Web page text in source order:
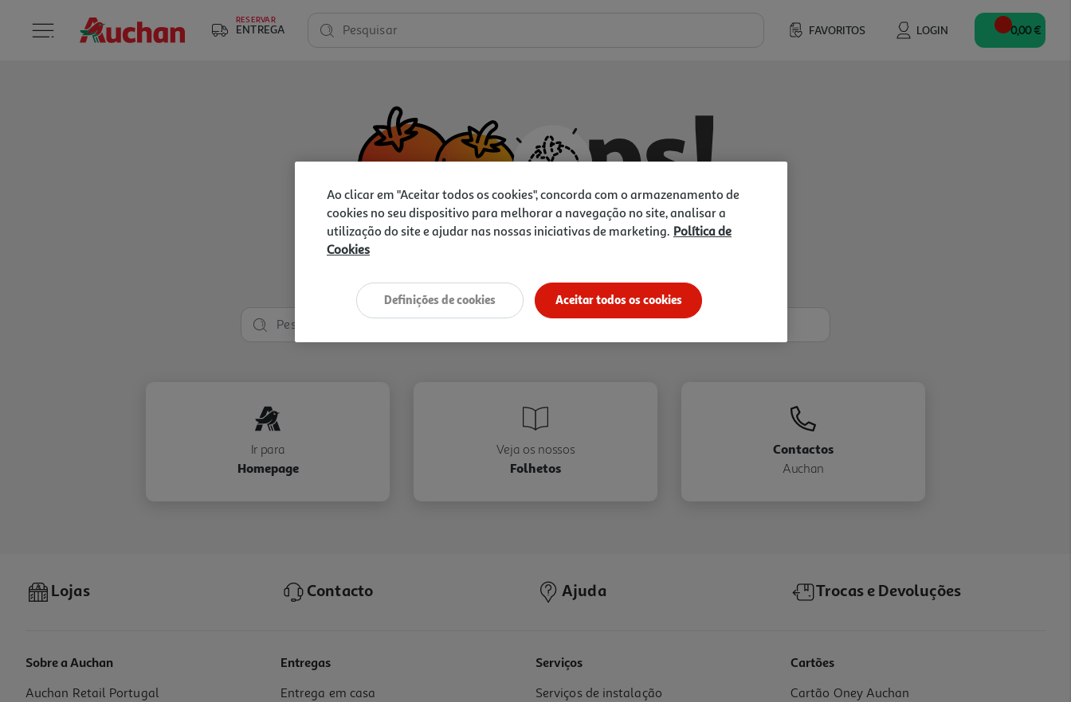
RESERVAR
ENTREGA FAVORITOS LOGIN
Pesquisar 0,00 €
Vamos tentar de novo?
Ir para
Homepage
Veja os nossos
Folhetos
Contactos
Auchan
Lojas Contacto Ajuda Trocas e Devoluções
Sobre a Auchan
Auchan Retail Portugal
Entregas
Entrega em casa
Serviços
Serviços de instalação
Cartões
Cartão Oney Auchan
Ao clicar em "Aceitar todos os cookies", concorda com o armazenamento de
cookies no seu dispositivo para melhorar a navegação no site, analisar a
utilização do site e ajudar nas nossas iniciativas de marketing. Política de
Cookies
Aceitar todos os cookies
Definições de cookies